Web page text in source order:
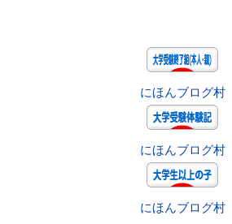
にほんブログ村
にほんブログ村
にほんブログ村